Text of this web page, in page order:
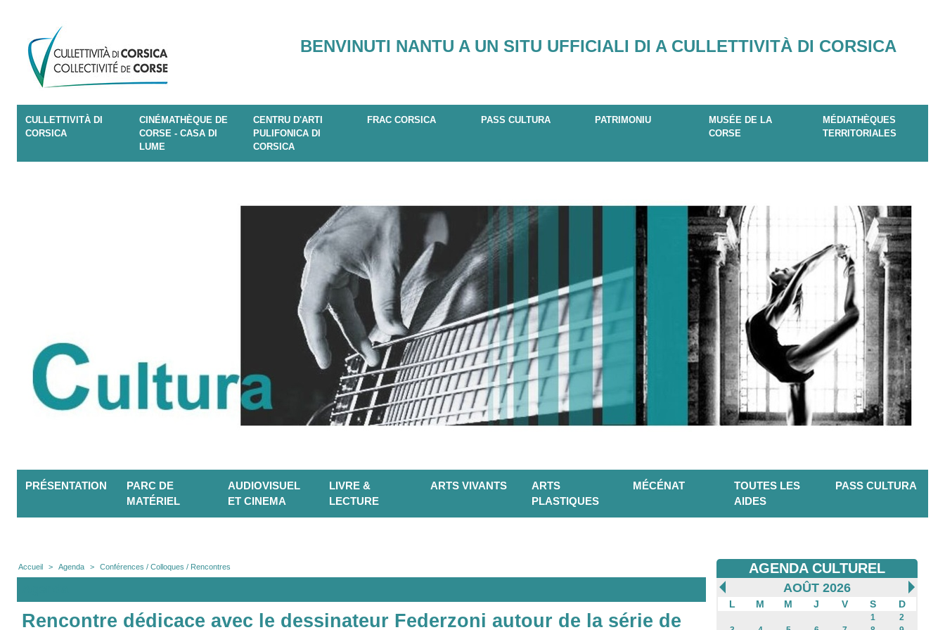
BENVINUTI NANTU A UN SITU UFFICIALI DI A CULLETTIVITÀ DI CORSICA
CULLETTIVITÀ DI
CORSICA
CINÉMATHÈQUE DE
CORSE - CASA DI
LUME
CENTRU D'ARTI
PULIFONICA DI
CORSICA
FRAC CORSICA PASS CULTURA PATRIMONIU
MUSÉE DE LA
CORSE
MÉDIATHÈQUES
TERRITORIALES
PRÉSENTATION
PARC DE
MATÉRIEL
AUDIOVISUEL
ET CINEMA
LIVRE &
LECTURE
ARTS VIVANTS
ARTS
PLASTIQUES
MÉCÉNAT
TOUTES LES
AIDES
PASS CULTURA
Accueil > Agenda > Conférences / Colloques / Rencontres
Rencontre dédicace avec le dessinateur Federzoni autour de la série de
AGENDA CULTUREL
AOÛT 2026
L M M J V S D
1
2